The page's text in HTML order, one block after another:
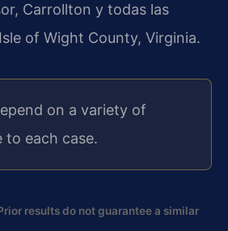
Carrollton y todas las
of Wight County, Virginia.
on a variety of
to each case.
results do not guarantee a similar